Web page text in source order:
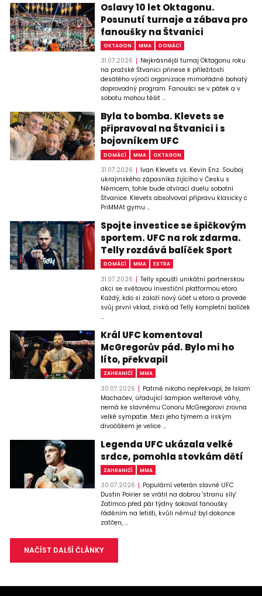
Oslavy 10 let Oktagonu.
Posunutí turnaje a zábava pro
fanoušky na Štvanici
OKTAGON MMA DOMÁCÍ
31.07.2026
Nejkrásnější turnaj Oktagonu roku
na pražské Štvanici přinese k příležitosti
desátého výročí organizace mimořádně bohatý
doprovodný program. Fanoušci se v pátek a v
sobotu mohou těšit ...
Byla to bomba. Klevets se
připravoval na Štvanici i s
bojovníkem UFC
DOMÁCÍ MMA OKTAGON
31.07.2026
Ivan Klevets vs. Kevin Enz. Souboj
ukrajinského zápasníka žijícího v Česku s
Němcem, tohle bude otvírací duelu sobotní
Štvanice. Klevets absolvoval přípravu klasicky c
PriMMAt gymu ...
Spojte investice se špičkovým
sportem. UFC na rok zdarma.
Telly rozdává balíček Sport
DOMÁCÍ MMA EXTRA
31.07.2026
Telly spouští unikátní partnerskou
akci se světovou investiční platformou etoro.
Každý, kdo si založí nový účet u etoro a provede
svůj první vklad, získá od Telly kompletní balíček
...
Král UFC komentoval
McGregorův pád. Bylo mi ho
líto, překvapil
ZAHRANIČÍ MMA
30.07.2026
Patrně nikoho nepřekvapí, že Islam
Machačev, úřadující šampion welterové váhy,
nemá ke slavnému Conoru McGregorovi zrovna
velké sympatie. Mezi jeho týmem a irským
divočákem je velice ...
Legenda UFC ukázala velké
srdce, pomohla stovkám dětí
ZAHRANIČÍ MMA
30.07.2026
Populární veterán slavné UFC
Dustin Poirier se vrátil na dobrou 'stranu síly'.
Zatímco před pár týdny šokoval fanoušky
řáděním na letišti, kvůli němuž byl dokonce
zatčen, ...
NAČÍST DALŠÍ ČLÁNKY